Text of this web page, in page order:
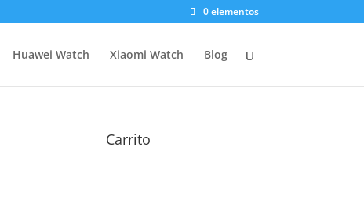
0 elementos
Huawei Watch Xiaomi Watch Blog
Carrito